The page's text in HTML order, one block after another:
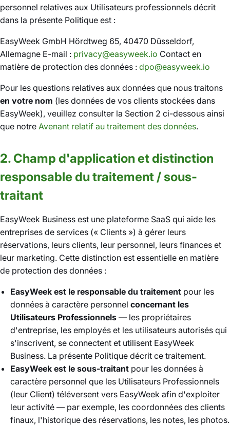
personnel relatives aux Utilisateurs professionnels décrit
dans la présente Politique est :
EasyWeek GmbH Hördtweg 65, 40470 Düsseldorf,
Allemagne E-mail : privacy@easyweek.io Contact en
matière de protection des données : dpo@easyweek.io
Pour les questions relatives aux données que nous traitons
en votre nom (les données de vos clients stockées dans
EasyWeek), veuillez consulter la Section 2 ci-dessous ainsi
que notre Avenant relatif au traitement des données.
2. Champ d'application et distinction
responsable du traitement / sous-
traitant
EasyWeek Business est une plateforme SaaS qui aide les
entreprises de services (« Clients ») à gérer leurs
réservations, leurs clients, leur personnel, leurs finances et
leur marketing. Cette distinction est essentielle en matière
de protection des données :
EasyWeek est le responsable du traitement pour les
données à caractère personnel concernant les
Utilisateurs Professionnels — les propriétaires
d'entreprise, les employés et les utilisateurs autorisés qui
s'inscrivent, se connectent et utilisent EasyWeek
Business. La présente Politique décrit ce traitement.
EasyWeek est le sous-traitant pour les données à
caractère personnel que les Utilisateurs Professionnels
(leur Client) téléversent vers EasyWeek afin d'exploiter
leur activité — par exemple, les coordonnées des clients
finaux, l'historique des réservations, les notes, les photos.